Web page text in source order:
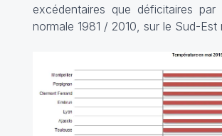
excédentaires que déficitaires
normale 1981 / 2010, sur le Sud-Est